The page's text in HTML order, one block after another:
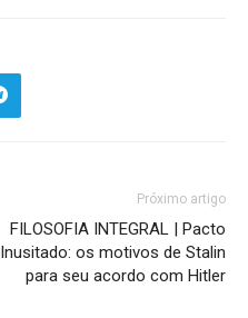
Próximo artigo
FILOSOFIA INTEGRAL | Pacto
Inusitado: os motivos de Stalin
para seu acordo com Hitler